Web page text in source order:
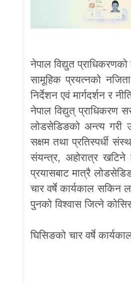
नेपाल विद्युत
सामूहिक प्रयत्नको
निर्देशन एवं मार्गदर्शन र
नेपाल विद्युत् प्राधिकरण
लोडसेडिङको अन्त्य गरी
सक्षम तथा प्रतिस्पर्धी
संयन्त्र, अहोरात्र खटिने
प्रयासबाट मात्रै
चार वर्षे कार्यकाल सकिन
पुनको विश्वास जित्ने
घिसिङको चार वर्षे